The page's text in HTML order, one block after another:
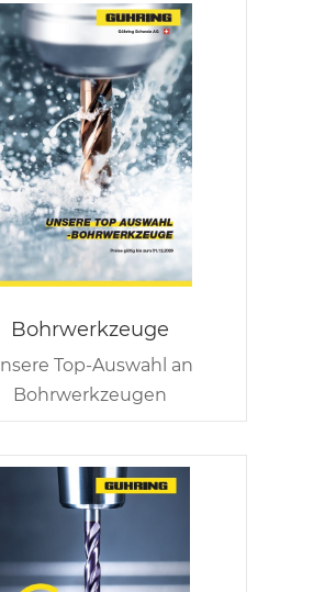
Bohrwerkzeuge
Top-Auswahl an
Bohrwerkzeugen